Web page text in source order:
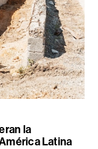
la
Latina